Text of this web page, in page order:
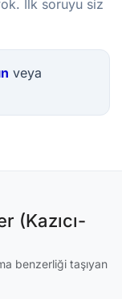
İlk soruyu siz
veya
(Kazıcı-
benzerliği taşıyan